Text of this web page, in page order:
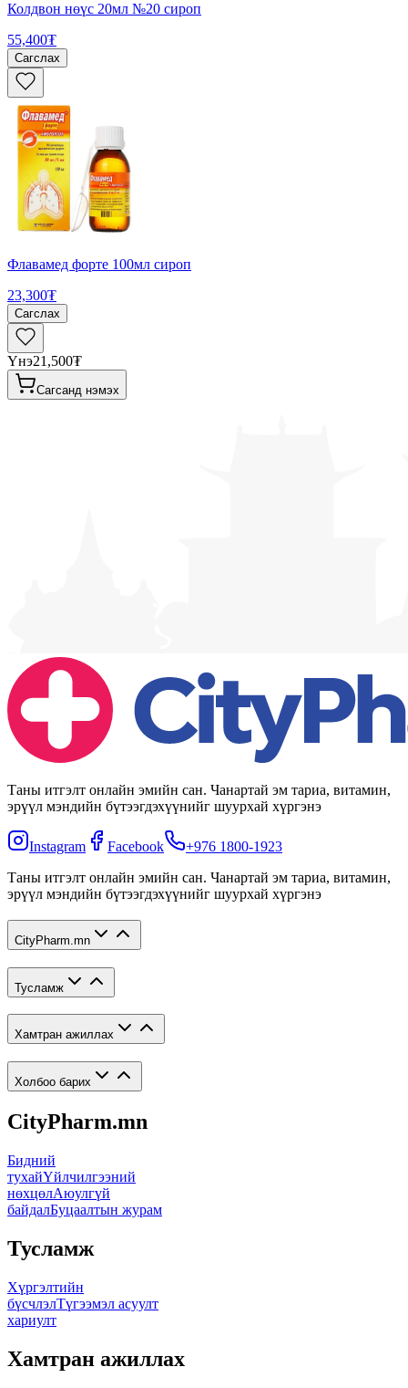
Колдвон нөүс 20мл №20 сироп
55,400₮
Сагслах
Флавамед форте 100мл сироп
23,300₮
Сагслах
Үнэ21,500₮
Сагсанд нэмэх
Таны итгэлт онлайн эмийн сан. Чанартай эм тариа, витамин,
эрүүл мэндийн бүтээгдэхүүнийг шуурхай хүргэнэ
Instagram Facebook
+976 1800-1923
Таны итгэлт онлайн эмийн сан. Чанартай эм тариа, витамин,
эрүүл мэндийн бүтээгдэхүүнийг шуурхай хүргэнэ
CityPharm.mn
Тусламж
Хамтран ажиллах
Холбоо барих
CityPharm.mn
Бидний
тухайҮйлчилгээний
нөхцөлАюулгүй
байдалБуцаалтын журам
Тусламж
Хүргэлтийн
бүсчлэлТүгээмэл асуулт
хариулт
Хамтран ажиллах